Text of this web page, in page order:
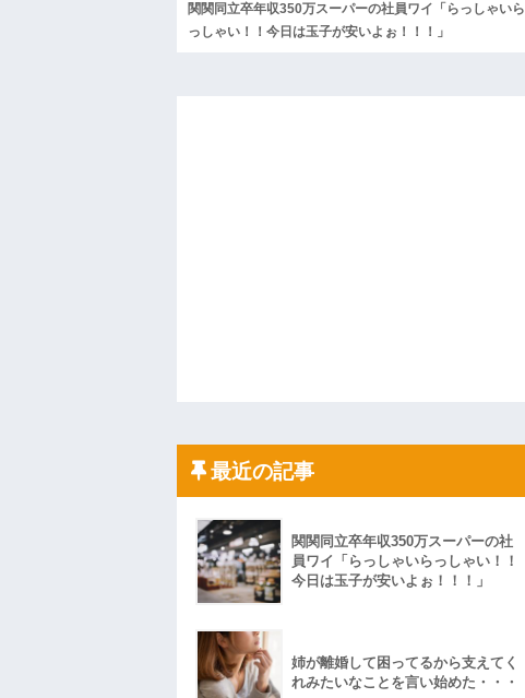
関関同立卒年収350万スーパーの社員ワイ「らっしゃいら
っしゃい！！今日は玉子が安いよぉ！！！」
最近の記事
関関同立卒年収350万スーパーの社
員ワイ「らっしゃいらっしゃい！！
今日は玉子が安いよぉ！！！」
姉が離婚して困ってるから支えてく
れみたいなことを言い始めた・・・